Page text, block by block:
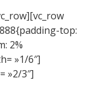
top:
2%
»1/6″]
»2/3″]